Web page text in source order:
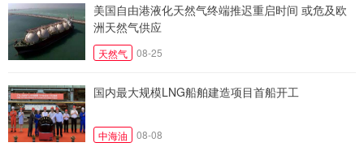
美国自由港液化天然气终端推迟重启时间 或危及欧
洲天然气供应
天然气 08-25
国内最大规模LNG船舶建造项目首船开工
中海油 08-08